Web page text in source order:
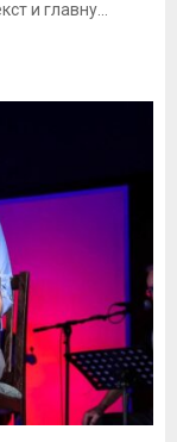
и главну...